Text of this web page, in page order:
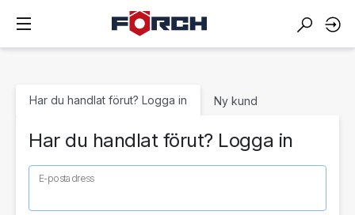
Har du handlat förut? Logga in Ny kund
Har du handlat förut? Logga in
E-postadress